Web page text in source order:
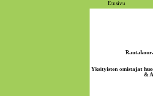
Etusivu
Yksityisten omistajat
&